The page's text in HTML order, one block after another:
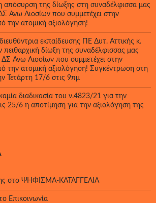
απόσυρση της δίωξης στη συναδέλφισσα μας
Άνω Λιοσίων που συμμετέχει στην
ατομική αξιολόγηση!
εκπαίδευσης ΠΕ Δυτ. Αττικής κ.
πειθαρχική δίωξη της συναδέλφισσας μας
ΔΣ Άνω Λιοσίων που συμμετέχει στην
ατομική αξιολόγηση! Συγκέντρωση στη
Τετάρτη 17/6 στις 9πμ
διαδικασία του ν.4823/21 για την
25/6 η αποτίμηση για την αξιολόγηση της
στο ΨΗΦΙΣΜΑ-ΚΑΤΑΓΓΕΛΙΑ
Επικοινωνία